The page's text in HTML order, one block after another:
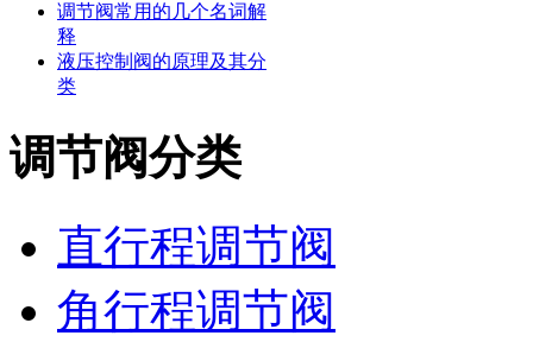
调节阀常用的几个名词解
释
液压控制阀的原理及其分
类
调节阀分类
直行程调节阀
角行程调节阀